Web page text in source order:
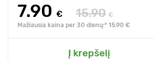
7.90 € 15.90 €
Mažiausia kaina per 30 dienų:* 15.90 €
Į krepšelį